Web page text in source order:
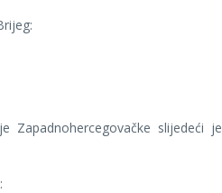
Zapadnohercegovačke slijedeći je